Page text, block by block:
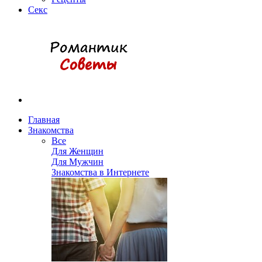
Секс
Главная
Знакомства
Все
Для Женщин
Для Мужчин
Знакомства в Интернете